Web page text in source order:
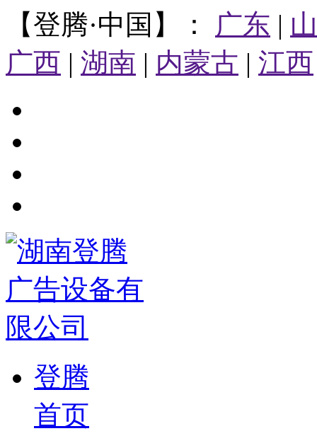
【登腾·中国】： 广东 |
广西 | 湖南 | 内蒙古 | 江西
登腾
首页